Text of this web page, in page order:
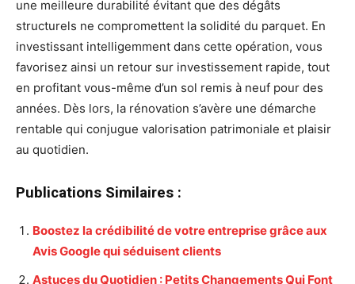
une meilleure durabilité évitant que des dégâts
structurels ne compromettent la solidité du parquet. En
investissant intelligemment dans cette opération, vous
favorisez ainsi un retour sur investissement rapide, tout
en profitant vous-même d’un sol remis à neuf pour des
années. Dès lors, la rénovation s’avère une démarche
rentable qui conjugue valorisation patrimoniale et plaisir
au quotidien.
Publications Similaires :
Boostez la crédibilité de votre entreprise grâce aux
Avis Google qui séduisent clients
Astuces du Quotidien : Petits Changements Qui Font